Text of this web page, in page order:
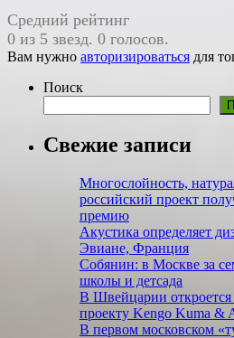
Средний рейтинг
0 из 5 звезд. 0 голосов.
Вам нужно авторизироваться для
Поиск
Свежие записи
Многослойность,
россий­ский проект
премию
Акустика определяет
Эвиане, Франция
Собянин: в Москве за
школы и детсада
В Швейцарии
проекту Kengo Kuma &
В первом московском